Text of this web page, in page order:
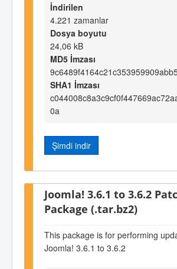
İndirilen
4.221 zamanlar
Dosya boyutu
24,06 kB
MD5 İmzası
SHA1 İmzası
0a
Şimdi indir
Joomla! 3.6.1 to 3.6.2
Package (.tar.bz2)
This package is for performing
Joomla! 3.6.1 to 3.6.2